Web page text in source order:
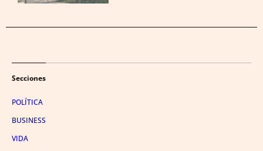
Secciones
POLÍTICA
BUSINESS
VIDA